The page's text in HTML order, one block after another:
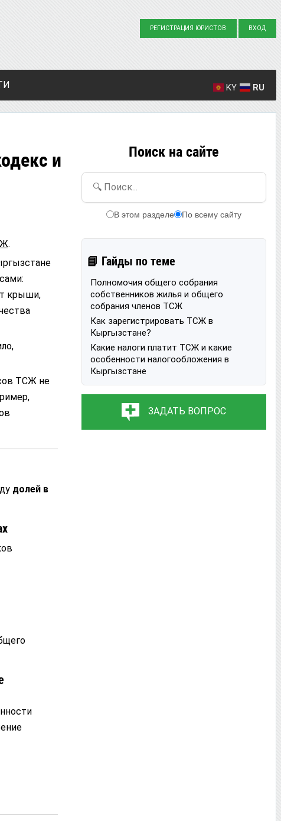
РЕГИСТРАЦИЯ ЮРИСТОВ ВХОД
KY RU
и
.
крыши,
ТСЖ не
долей в
Поиск на сайте
🔍 Поиск...
В этом разделе По всему сайту
📘 Гайды по теме
Полномочия общего собрания
собственников жилья и общего
собрания членов ТСЖ
Как зарегистрировать ТСЖ в
Кыргызстане?
Какие налоги платит ТСЖ и какие
особенности налогообложения в
Кыргызстане
ЗАДАТЬ ВОПРОС